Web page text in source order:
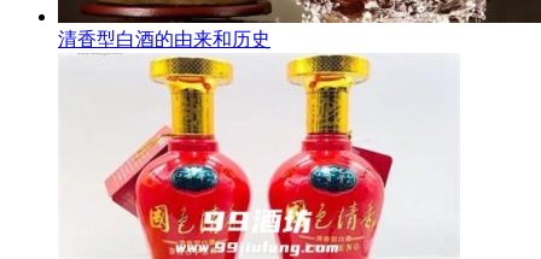
清香型白酒的由来和历史